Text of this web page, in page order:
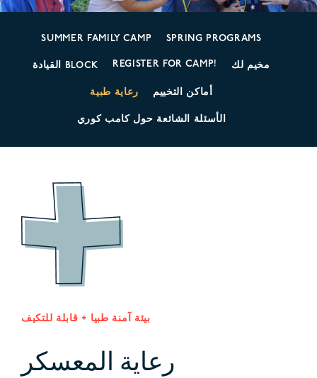
SUMMER FAMILY CAMP SPRING PROGRAMS
القيادة BLOCK REGISTER FOR CAMP! مخيم لك
رعاية طبية أماكن التخييم
الأسئلة الشائعة حول كامب كوري
بيئة آمنة طبيا + قابلة للتكيف
رعاية المعسكر